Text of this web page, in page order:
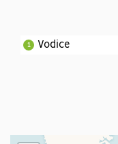
Vodice
1